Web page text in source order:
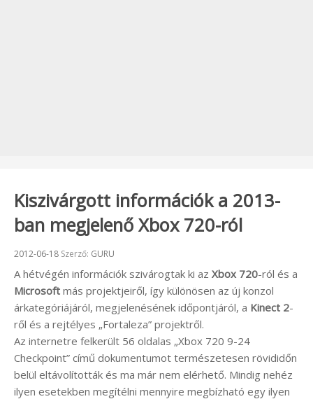
Kiszivárgott információk a 2013-
ban megjelenő Xbox 720-ról
Beküldve:
2012-06-18 Szerző: GURU
A hétvégén információk szivárogtak ki az Xbox 720-ról és a
Microsoft más projektjeiről, így különösen az új konzol
árkategóriájáról, megjelenésének időpontjáról, a Kinect 2-
ről és a rejtélyes „Fortaleza” projektről.
Az internetre felkerült 56 oldalas „Xbox 720 9-24
Checkpoint” című dokumentumot természetesen rövididőn
belül eltávolították és ma már nem elérhető. Mindig nehéz
ilyen esetekben megítélni mennyire megbízható egy ilyen